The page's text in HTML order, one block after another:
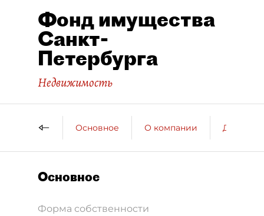
Фонд имущества
Санкт-
Петербурга
Недвижимость
Основное О компании ДП о
Основное
Форма собственности